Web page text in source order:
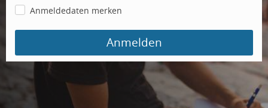
Anmeldedaten merken
Anmelden